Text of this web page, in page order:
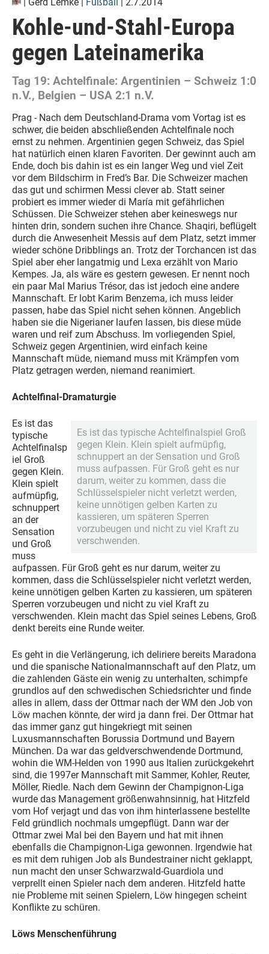
Kohle-und-Stahl-Europa
gegen Lateinamerika
Tag 19: Achtelfinale: Argentinien – Schweiz 1:0
n.V., Belgien – USA 2:1 n.V.
Prag - Nach dem Deutschland-Drama vom Vortag ist es
schwer, die beiden abschließenden Achtelfinale noch
ernst zu nehmen. Argentinien gegen Schweiz, das Spiel
hat natürlich einen klaren Favoriten. Der gewinnt auch am
Ende, doch bis dahin ist es ein langer Weg und viel Zeit
vor dem Bildschirm in Fred’s Bar. Die Schweizer machen
das gut und schirmen Messi clever ab. Statt seiner
probiert es immer wieder di María mit gefährlichen
Schüssen. Die Schweizer stehen aber keineswegs nur
hinten drin, sondern suchen ihre Chance. Shaqiri, beflügelt
durch die Anwesenheit Messis auf dem Platz, setzt immer
wieder schöne Dribblings an. Trotz der Torchancen ist das
Spiel aber eher langatmig und Lexa erzählt von Mario
Kempes. Ja, als wäre es gestern gewesen. Er nennt noch
ein paar Mal Marius Trésor, das ist jedoch eine andere
Mannschaft. Er lobt Karim Benzema, ich muss leider
passen, habe das Spiel nicht sehen können. Angeblich
haben sie die Nigerianer laufen lassen, bis diese müde
waren und reif zum Abschuss. Im vorliegenden Spiel,
Schweiz gegen Argentinien, wird einfach keine
Mannschaft müde, niemand muss mit Krämpfen vom
Platz getragen werden, niemand reanimiert.
Achtelfinal-Dramaturgie
Es ist das typische Achtelfinalspiel Groß
gegen Klein. Klein spielt aufmüpfig,
schnuppert an der Sensation und Groß
muss aufpassen. Für Groß geht es nur
darum, weiter zu kommen, dass die
Schlüsselspieler nicht verletzt werden,
keine unnötigen gelben Karten zu
kassieren, um späteren Sperren
vorzubeugen und nicht zu viel Kraft zu
verschwenden.
Es ist das
typische
Achtelfinalsp
iel Groß
gegen Klein.
Klein spielt
aufmüpfig,
schnuppert
an der
Sensation
und Groß
muss
aufpassen. Für Groß geht es nur darum, weiter zu
kommen, dass die Schlüsselspieler nicht verletzt werden,
keine unnötigen gelben Karten zu kassieren, um späteren
Sperren vorzubeugen und nicht zu viel Kraft zu
verschwenden. Klein macht das Spiel seines Lebens, Groß
denkt bereits eine Runde weiter.
Es geht in die Verlängerung, ich deliriere bereits Maradona
und die spanische Nationalmannschaft auf den Platz, um
die zahlenden Gäste ein wenig zu unterhalten, schimpfe
grundlos auf den schwedischen Schiedsrichter und finde
alles in allem, dass der Ottmar nach der WM den Job von
Löw machen könnte, der wird ja dann frei. Der Ottmar hat
das immer ganz gut hingekriegt mit seinen
Luxusmannschaften Borussia Dortmund und Bayern
München. Da war das geldverschwendende Dortmund,
wohin die WM-Helden von 1990 aus Italien zurückgekehrt
sind, die 1997er Mannschaft mit Sammer, Kohler, Reuter,
Möller, Riedle. Nach dem Gewinn der Champignon-Liga
wurde das Management größenwahnsinnig, hat Hitzfeld
vom Hof verjagt und das von ihm hinterlassene bestellte
Feld gründlich nochmals umgepflügt. Dann war der
Ottmar zwei Mal bei den Bayern und hat mit ihnen
ebenfalls die Champignon-Liga gewonnen. Irgendwie hat
es mit dem ruhigen Job als Bundestrainer nicht geklappt,
nun macht den unser Schwarzwald-Guardiola und
verprellt einen Spieler nach dem anderen. Hitzfeld hatte
nie Probleme mit seinen Spielern, Löw hingegen scheint
Konflikte zu schüren.
Löws Menschenführung